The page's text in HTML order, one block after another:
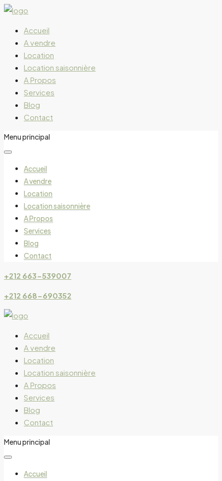
Accueil
A vendre
Location
Location saisonnière
A Propos
Services
Blog
Contact
Menu principal
Accueil
A vendre
Location
Location saisonnière
A Propos
Services
Blog
Contact
+212 663-539007
+212 668-690352
Accueil
A vendre
Location
Location saisonnière
A Propos
Services
Blog
Contact
Menu principal
Accueil